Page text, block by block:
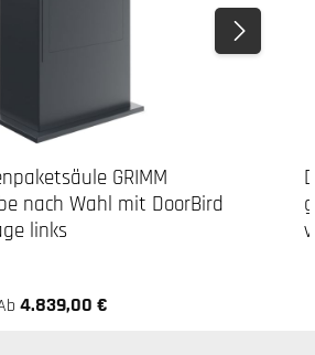
GRIMM
nach Wahl mit DoorBird
links
4.839,00 €